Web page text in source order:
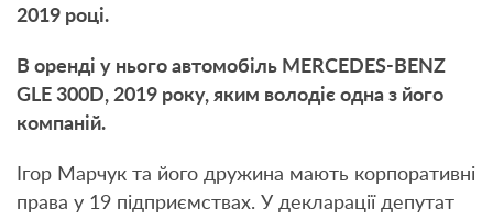
2019 році.
В оренді у нього автомобіль MERCEDES-BENZ
GLE 300D, 2019 року, яким володіє одна з його
компаній.
Ігор Марчук та його дружина мають корпоративні
права у 19 підприємствах. У декларації депутат